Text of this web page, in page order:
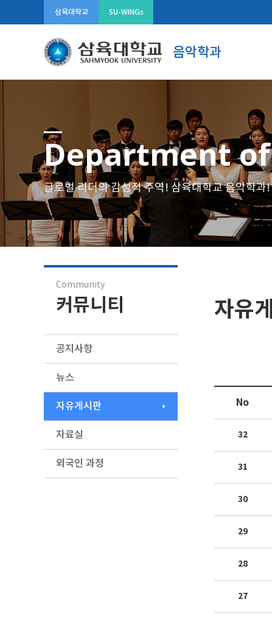
삼육대학교 SU-WINGs
음악학과
Department
글로벌 리더의 감성적 주역! 삼육대학교 음악학과!
자유
No
32
31
30
29
28
27
Community
커뮤니티
공지사항
뉴스
자유게시판
자료실
외국인 과정